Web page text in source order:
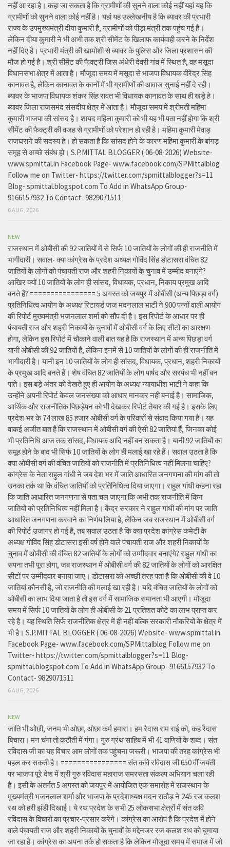
नहीं आ रहा है। कहा जा सकता है कि ग्रामीणों की सुनने वाला कोई नहीं यहां यह कि
ग्रामीणों को सुनने वाला कोई नहीं है। यहां यह उल्लेखनीय है कि ब्यावर की प्रभारी
राज्य के उपमुख्यमंत्री दीया कुमारी है, ग्रामीणों को पीड़ा मंत्री तक पहुंच गई है।
लेकिन दीया कुमारी ने भी अभी तक श्री सीमेंट के खिलाफ कार्यवाही करने के निर्देश
नहीं दिए है। प्रभारी मंत्री की खामोशी से ब्यावर के पुलिस और जिला प्रशासन की
मौज हो गई है। श्री सीमेंट की फैक्ट्री जिस अंधेरी देवरी गांव में स्थित है, वह मसूदा
विधानसभा क्षेत्र में आता है। मौजूदा समय में मसूदा से भाजपा विधायक वीरेंद्र सिंह
कानावत है, लेकिन कानावत के कानों में भी ग्रामीणों की आवाज सुनाई नहीं दे रही।
ब्यावर के भाजपा विधायक शंकर सिंह रावत भी विधायक कानावत के साथ ही खड़े हे।
ब्यावर जिला राजसमंद संसदीय क्षेत्र में आता है। मौजूदा समय में श्रीमती महिमा
कुमारी भाजपा की सांसद है। शायद महिला कुमारी को भी यह भी पता नहीं होगा कि श्री
सीमेंट की फैक्ट्री की वजह से ग्रामीणों को परेशान हो रही है। महिमा कुमारी मेवाड़
राजघराने की सदस्य हे। हो सकता है कि सांसद होने के कारण महिमा कुमारी के बांगड़
समूह से अच्छे संबंध हो। S.P.MITTAL BLOGGER ( 06-08-2026) Website-
www.spmittal.in Facebook Page- www.facebook.com/SPMittalblog
Follow me on Twitter- https://twitter.com/spmittalblogger?s=11
Blog- spmittal.blogspot.com To Add in WhatsApp Group-
9166157932 To Contact- 9829071511
6 AUG, 2026
NEW
राजस्थान में ओबीसी की 92 जातियों में से सिर्फ 10 जातियों के लोगों की ही राजनीति में
भागीदारी। सवाल- क्या कांग्रेस के प्रदेश अध्यक्ष गोविंद सिंह डोटासरा वंचित 82
जातियों के लोगों को पंचायती राज और शहरी निकायों के चुनाव में उम्मीद बनाएंगे?
आखिर क्यों 10 जातियों के लोग ही सांसद, विधायक, प्रधान, निकाय प्रमुख आदि
बनते हैं? ================ 5 अगस्त को जयपुर में ओबीसी (अन्य पिछड़ा वर्ग)
प्रतिनिधित्व आयोग के अध्यक्ष रिटायर्ड जज मदनलाल भाटी ने 900 पन्नों वाली आयोग
की रिपोर्ट मुख्यमंत्री भजनलाल शर्मा को सौंप दी है। इस रिपोर्ट के आधार पर ही
पंचायती राज और शहरी निकायों के चुनावों में ओबीसी वर्ग के लिए सीटों का आरक्षण
होगा, लेकिन इस रिपोर्ट में चौकाने वाली बात यह है कि राजस्थान में अन्य पिछड़ा वर्ग
यानी ओबीसी की 92 जातियों हैं, लेकिन इनमें से 10 जातियों के लोगों की ही राजनीति में
भागीदारी है। यानी इन 10 जातियों के लोग ही सांसद, विधायक, प्रधान, शहरी निकायों
के प्रमुख आदि बनते हैं। शेष वंचित 82 जातियों के लोग पार्षद और सरपंच भी नहीं बन
पाते। इस बड़े अंतर को देखते हुए ही आयोग के अध्यक्ष न्यायाधीश भाटी ने कहा कि
उन्होंने अपनी रिपोर्ट केवल जनसंख्या को आधार मानकर नहीं बनाई है। सामाजिक,
आर्थिक और राजनीतिक पिछड़ेपन को भी देखकर रिपोर्ट तैयार की गई है। इसके लिए
प्रदेश भर के 74 लाख 85 हजार ओबीसी वर्ग के परिवारों से संवाद किया गया है। यह
वाकई अजीत बात है कि राजस्थान में ओबीसी वर्ग की ऐसी 82 जातियां हैं, जिनका कोई
भी प्रतिनिधि आज तक सांसद, विधायक आदि नहीं बन सकता है। यानी 92 जातियों का
समूह होने के बाद भी सिर्फ 10 जातियों के लोग ही मलाई खा रहे हैं। सवाल उठता है कि
क्या ओबीसी वर्ग की वंचित जातियों को राजनीति में प्रतिनिधित्व नहीं मिलना चाहिए?
कांग्रेस के नेता राहुल गांधी ने जब देश भर में जाति आधारित जनगणना की मांग की तो
उनका तर्क था कि वंचित जातियों को प्रतिनिधित्व दिया जाएगा। राहुल गांधी कहना रहा
कि जाति आधारित जनगणना से पता चल जाएगा कि अभी तक राजनीति में किन
जातियों को प्रतिनिधित्व नहीं मिला है। केंद्र सरकार ने राहुल गांधी की मांग पर जाति
आधारित जनगणना करवाने का निर्णय लिया है, लेकिन जब राजस्थान में ओबीसी वर्ग
की रिपोर्ट उजागर हो गई है, तब सवाल उठता है कि क्या प्रदेश कांग्रेस कमेटी के
अध्यक्ष गोविंद सिंह डोटासरा इसी वर्ष होने वाले पंचायती राज और शहरी निकायों के
चुनाव में ओबीसी की वंचित 82 जातियों के लोगों को उम्मीदवार बनाएंगे? राहुल गांधी का
सपना तभी पूरा होगा, जब राजस्थान में ओबीसी वर्ग की 82 जातियों के लोगों को आरक्षित
सीटों पर उम्मीदवार बनाया जाए। डोटासरा को अच्छी तरह पता है कि ओबीसी की वे 10
जातियां कौनसी है, जो राजनीति की मलाई खा रही है। यदि वंचित जातियों के लोगों को
ओबीसी का लाभ दिया जाता है तो इस वर्ग में सामाजिक समानता भी आएगी। मौजूदा
समय में सिर्फ 10 जातियों के लोग ही ओबीसी के 21 प्रतिशत कोटे का लाभ प्राप्त कर
रहे है। यह स्थिति सिर्फ राजनीतिक क्षेत्र में ही नहीं बल्कि सरकारी नौकरियों के क्षेत्र में
भी है। S.P.MITTAL BLOGGER ( 06-08-2026) Website- www.spmittal.in
Facebook Page- www.facebook.com/SPMittalblog Follow me on
Twitter- https://twitter.com/spmittalblogger?s=11 Blog-
spmittal.blogspot.com To Add in WhatsApp Group- 9166157932 To
Contact- 9829071511
6 AUG, 2026
NEW
जाति भी ओछी, जनम भी ओछा, ओछा कर्म हमारा। हम रैदास राम राई को, कह रैदास
बिचारा। मन चंगा तो कठौती में गंगा। गुरु ग्रंथ साहिब में भी 41 वाणियों के शब्द। संत
रविदास जी का यह विचार आम लोगों तक पहुंचना जरूरी। भाजपा की तरह कांग्रेस भी
पहल कर सकती है। ================ संत कवि रविदास जी 650 वीं जयंती
पर भाजपा पूरे देश में श्री गुरु रविदास महाराज समरसता संकल्प अभियान चला रही
है। इसी के अंतर्गत 5 अगस्त को जयपुर में आयोजित एक समारोह में राजस्थान के
मुख्यमंत्री भजनलाल शर्मा और भाजपा के प्रदेशाध्यक्ष मदन राठौड़ ने 245 रज कलश
रथ को हरी झंडी दिखाई। ये रथ प्रदेश के सभी 25 लोकसभा क्षेत्रों में संत कवि
रविदास के विचारों का प्रचार-प्रसार करेंगे। कांग्रेस का आरोप है कि प्रदेश में होने
वाले पंचायती राज और शहरी निकायों के चुनावों के मद्देनजर रज कलश रथ को घुमाया
जा रहा है। कांग्रेस का अपना तर्क हो सकता है कि लेकिन मौजूदा समय में समाज में जो